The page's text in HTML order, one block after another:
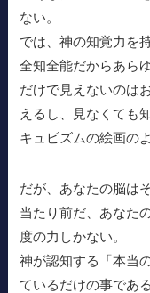
ない。
では、神の知覚力を
全知全能だからあら
だけで見えないのは
えるし、見なくても
キュビズムの絵画の
だが、あなたの脳は
当たり前だ、あなた
度の力しかない。
神が認知する「本当
ているだけの事である